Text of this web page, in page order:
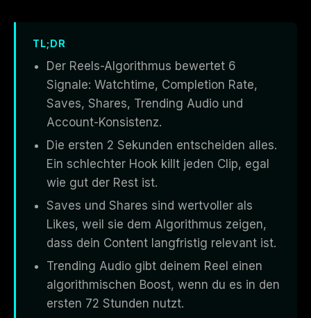
TL;DR
Der Reels-Algorithmus bewertet 6
Signale: Watchtime, Completion Rate,
Saves, Shares, Trending Audio und
Account-Konsistenz.
Die ersten 2 Sekunden entscheiden alles.
Ein schlechter Hook killt jeden Clip, egal
wie gut der Rest ist.
Saves und Shares sind wertvoller als
Likes, weil sie dem Algorithmus zeigen,
dass dein Content langfristig relevant ist.
Trending Audio gibt deinem Reel einen
algorithmischen Boost, wenn du es in den
ersten 72 Stunden nutzt.